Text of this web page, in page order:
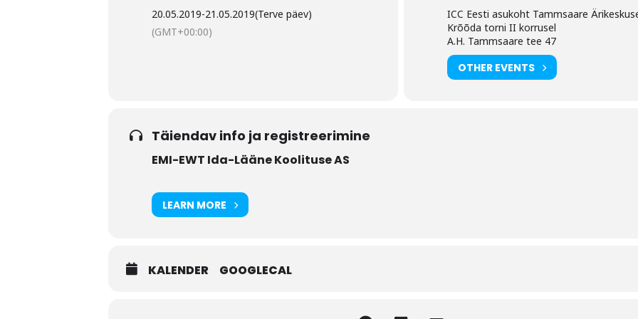
20.05.2019-21.05.2019(Terve päev)
(GMT+00:00)
ICC Eesti asukoht Tammsaare
Krõõda torni II korrusel
A.H. Tammsaare tee 47
OTHER EVENTS
Täiendav info ja registreerimine
EMI-EWT Ida-Lääne Koolituse AS
LEARN MORE
KALENDER GOOGLECAL